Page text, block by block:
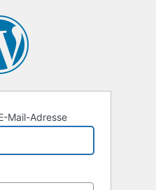
Mail-Adresse